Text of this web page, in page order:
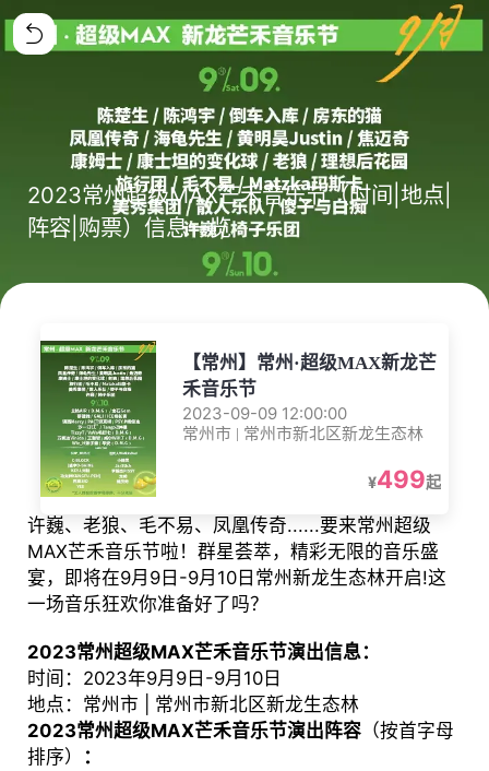
2023常州超级MAX芒禾音乐节（时间|地点|
阵容|购票）信息一览
【常州】常州·超级MAX新龙芒
禾音乐节
2023-09-09 12:00:00
常州市 | 常州市新北区新龙生态林
¥499起
许巍、老狼、毛不易、凤凰传奇......要来常州超级
MAX芒禾音乐节啦！群星荟萃，精彩无限的音乐盛
宴，即将在9月9日-9月10日常州新龙生态林开启!这
一场音乐狂欢你准备好了吗？
2023常州超级MAX芒禾音乐节演出信息：
时间：2023年9月9日-9月10日
地点：常州市 | 常州市新北区新龙生态林
2023常州超级MAX芒禾音乐节演出阵容（按首字母
排序）
：